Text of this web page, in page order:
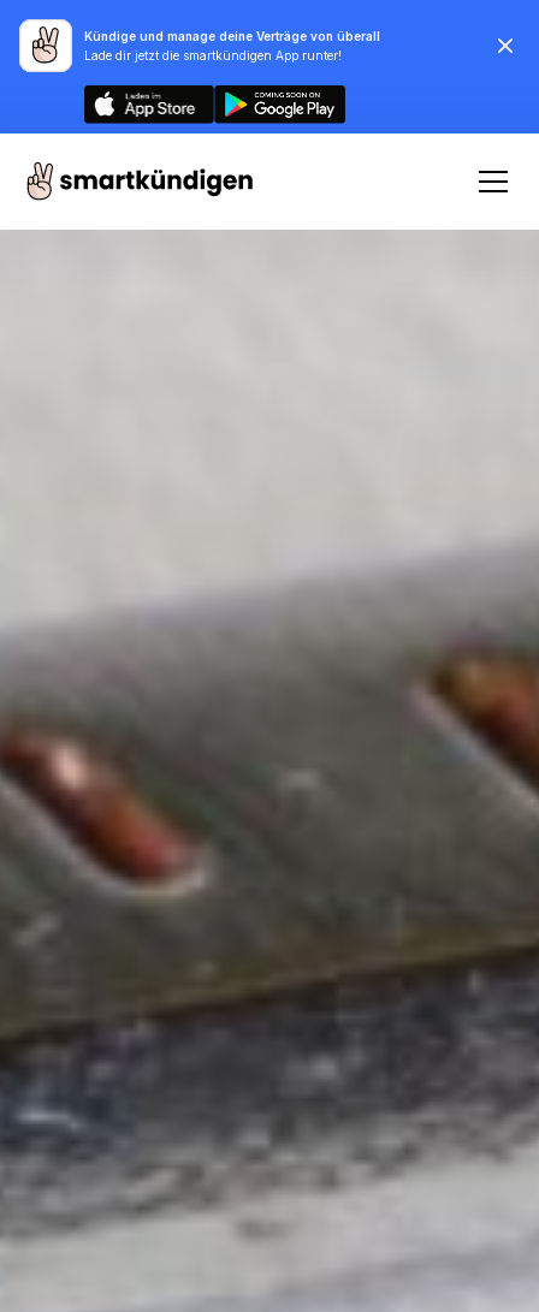
Kündige und manage deine Verträge von überall
Lade dir jetzt die smartkündigen App runter!